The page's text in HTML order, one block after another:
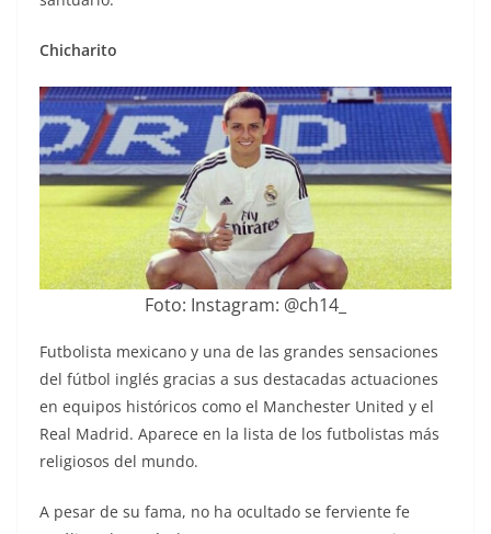
Chicharito
Foto: Instagram: @ch14_
Futbolista mexicano y una de las grandes sensaciones
del fútbol inglés gracias a sus destacadas actuaciones
en equipos históricos como el Manchester United y el
Real Madrid. Aparece en la lista de los futbolistas más
religiosos del mundo.
A pesar de su fama, no ha ocultado se ferviente fe